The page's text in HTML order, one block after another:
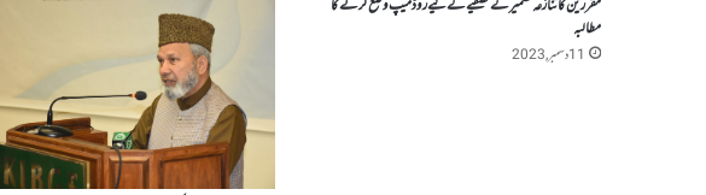
مقررین کا تنازعہ کشمیر کے تصفیے کے لیے روڈ میپ وضع کرنے کا
مطالبہ
11 دسمبر, 2023